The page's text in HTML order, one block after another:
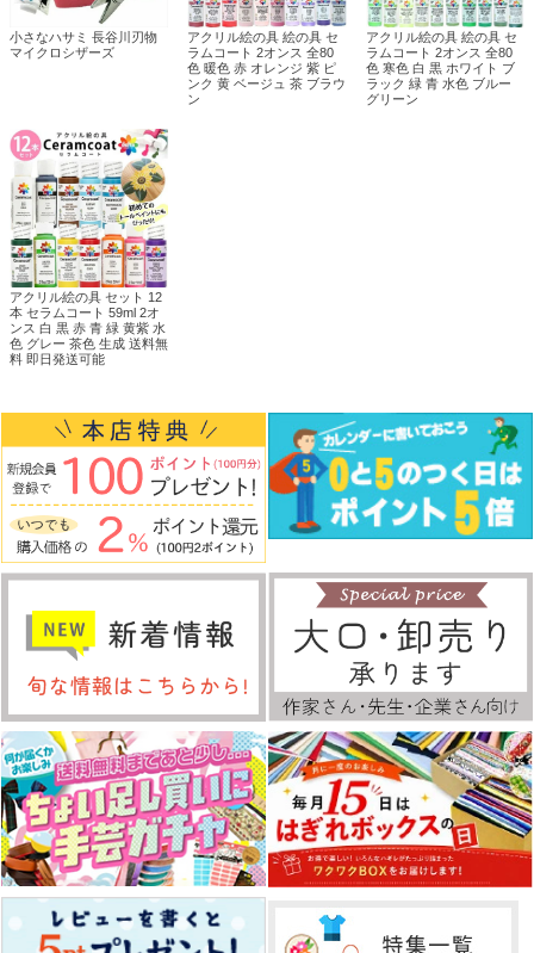
小さなハサミ 長谷川刃物
マイクロシザーズ
アクリル絵の具 絵の具 セ
ラムコート 2オンス 全80
色 暖色 赤 オレンジ 紫 ピ
ンク 黄 ベージュ 茶 ブラウ
ン
アクリル絵の具 絵の具 セ
ラムコート 2オンス 全80
色 寒色 白 黒 ホワイト ブ
ラック 緑 青 水色 ブルー
グリーン
アクリル絵の具 セット 12
本 セラムコート 59ml 2オ
ンス 白 黒 赤 青 緑 黄紫 水
色 グレー 茶色 生成 送料無
料 即日発送可能